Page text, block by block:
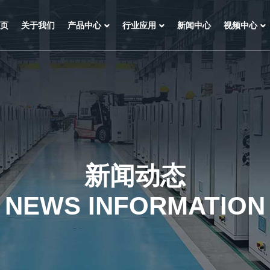
关于我们 产品中心 行业应用 新闻中心 视频中心
新闻动态
NEWS INFORMATION